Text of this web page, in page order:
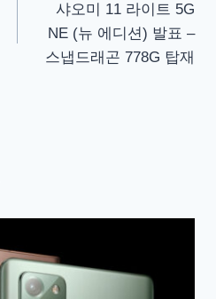
샤오미 11 라이트 5G
NE (뉴 에디션) 발표 –
스냅드래곤 778G 탑재